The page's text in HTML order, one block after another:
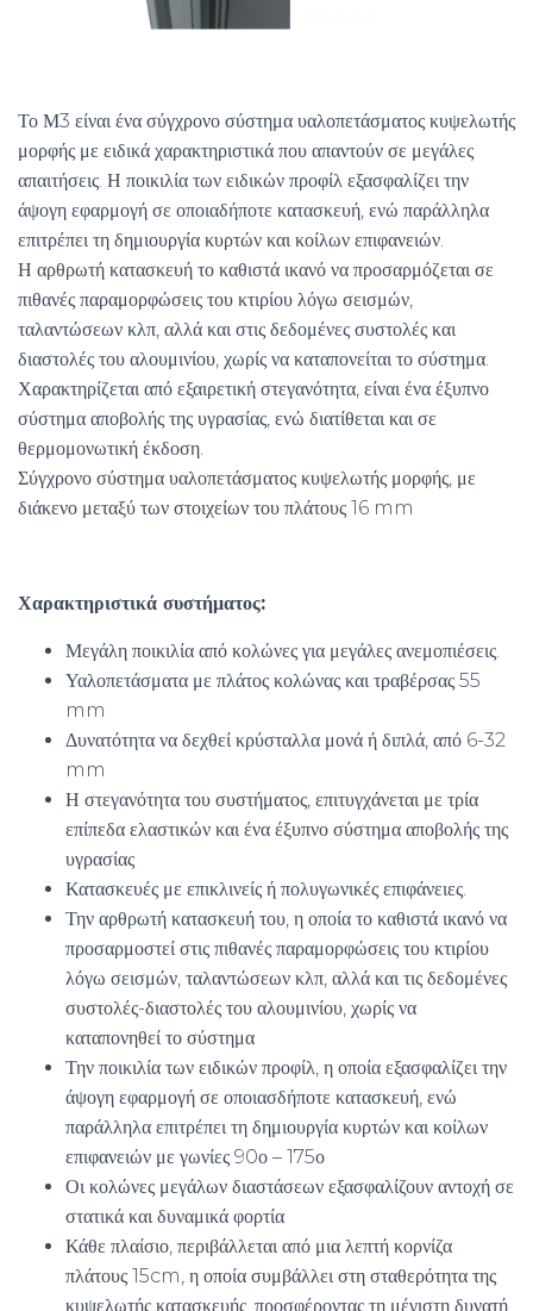
Το Μ3 είναι ένα σύγχρονο σύστημα υαλοπετάσματος κυψελωτής
μορφής με ειδικά χαρακτηριστικά που απαντούν σε μεγάλες
απαιτήσεις. Η ποικιλία των ειδικών προφίλ εξασφαλίζει την
άψογη εφαρμογή σε οποιαδήποτε κατασκευή, ενώ παράλληλα
επιτρέπει τη δημιουργία κυρτών και κοίλων επιφανειών.
Η αρθρωτή κατασκευή το καθιστά ικανό να προσαρμόζεται σε
πιθανές παραμορφώσεις του κτιρίου λόγω σεισμών,
ταλαντώσεων κλπ, αλλά και στις δεδομένες συστολές και
διαστολές του αλουμινίου, χωρίς να καταπονείται το σύστημα.
Χαρακτηρίζεται από εξαιρετική στεγανότητα, είναι ένα έξυπνο
σύστημα αποβολής της υγρασίας, ενώ διατίθεται και σε
θερμομονωτική έκδοση.
Σύγχρονο σύστημα υαλοπετάσματος κυψελωτής μορφής, με
διάκενο μεταξύ των στοιχείων του πλάτους 16 mm
Χαρακτηριστικά συστήματος:
Μεγάλη ποικιλία από κολώνες για μεγάλες ανεμοπιέσεις.
Υαλοπετάσματα με πλάτος κολώνας και τραβέρσας 55
mm
Δυνατότητα να δεχθεί κρύσταλλα μονά ή διπλά, από 6-32
mm
Η στεγανότητα του συστήματος, επιτυγχάνεται με τρία
επίπεδα ελαστικών και ένα έξυπνο σύστημα αποβολής της
υγρασίας
Κατασκευές με επικλινείς ή πολυγωνικές επιφάνειες.
Την αρθρωτή κατασκευή του, η οποία το καθιστά ικανό να
προσαρμοστεί στις πιθανές παραμορφώσεις του κτιρίου
λόγω σεισμών, ταλαντώσεων κλπ, αλλά και τις δεδομένες
συστολές-διαστολές του αλουμινίου, χωρίς να
καταπονηθεί το σύστημα
Την ποικιλία των ειδικών προφίλ, η οποία εξασφαλίζει την
άψογη εφαρμογή σε οποιασδήποτε κατασκευή, ενώ
παράλληλα επιτρέπει τη δημιουργία κυρτών και κοίλων
επιφανειών με γωνίες 90ο – 175ο
Οι κολώνες μεγάλων διαστάσεων εξασφαλίζουν αντοχή σε
στατικά και δυναμικά φορτία
Κάθε πλαίσιο, περιβάλλεται από μια λεπτή κορνίζα
πλάτους 15cm, η οποία συμβάλλει στη σταθερότητα της
κυψελωτής κατασκευής, προσφέροντας τη μέγιστη δυνατή